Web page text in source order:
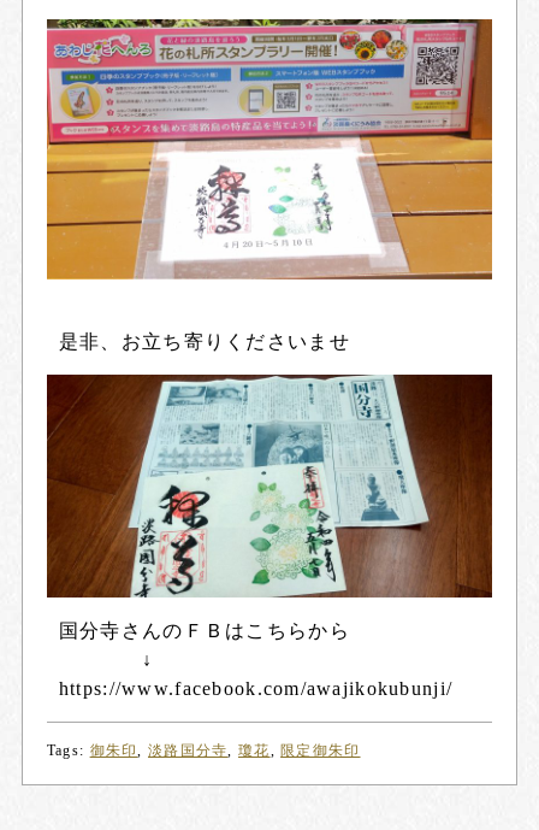
是非、お立ち寄りくださいませ
国分寺さんのＦＢはこちらから
↓
https://www.facebook.com/awajikokubunji/
Tags: 御朱印,淡路国分寺, 瓊花, 限定御朱印